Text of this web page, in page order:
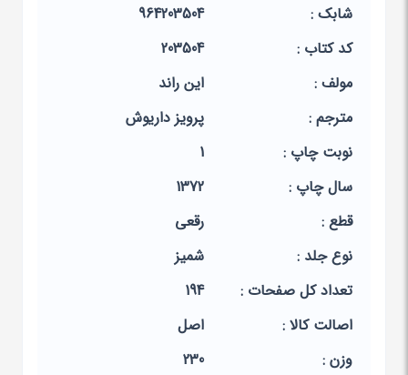
شابک :
964203504
کد کتاب :
203504
مولف :
این‏ راند
مترجم :
پرویز داریوش‏
نوبت چاپ :
1
سال چاپ :
1372
قطع :
رقعی
نوع جلد :
شمیز
تعداد کل صفحات :
194
اصالت کالا :
اصل
وزن :
230